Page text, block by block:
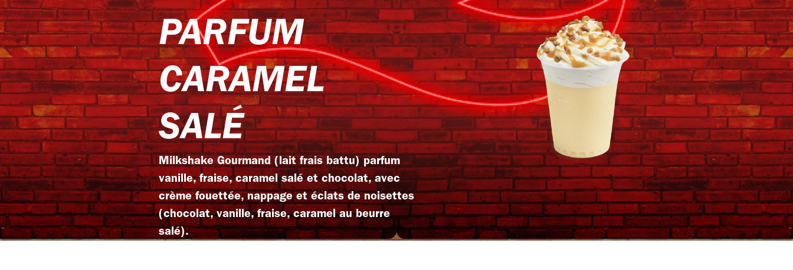
PARFUM
CARAMEL
SALÉ
Milkshake Gourmand (lait frais battu) parfum
vanille, fraise, caramel salé et chocolat, avec
crème fouettée, nappage et éclats de noisettes
(chocolat, vanille, fraise, caramel au beurre
salé).